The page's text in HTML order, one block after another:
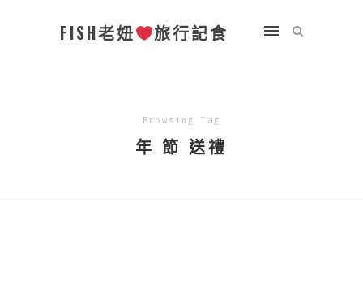
FISH老妞 旅行記食
Browsing Tag
年 節 送禮